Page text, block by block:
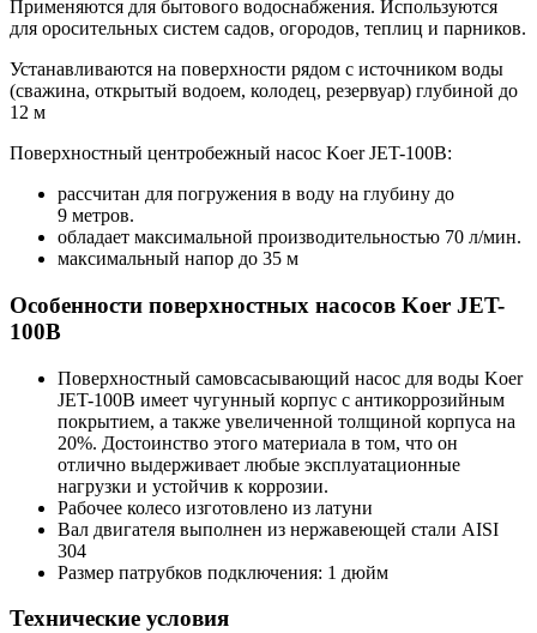
Применяются для бытового водоснабжения. Используются
для оросительных систем садов, огородов, теплиц и парников.
Устанавливаются на поверхности рядом с источником воды
(сважина, открытый водоем, колодец, резервуар) глубиной до
12 м
Поверхностный центробежный насос Koer JET-100B:
рассчитан для погружения в воду на глубину до
9 метров.
обладает максимальной производительностью 70 л/мин.
максимальный напор до 35 м
Особенности поверхностных насосов Koer JET-
100B
Поверхностный самовсасывающий насос для воды Koer
JET-100B имеет чугунный корпус с антикоррозийным
покрытием, а также увеличенной толщиной корпуса на
20%. Достоинство этого материала в том, что он
отлично выдерживает любые эксплуатационные
нагрузки и устойчив к коррозии.
Рабочее колесо изготовлено из латуни
Вал двигателя выполнен из нержавеющей стали AISI
304
Размер патрубков подключения: 1 дюйм
Технические условия